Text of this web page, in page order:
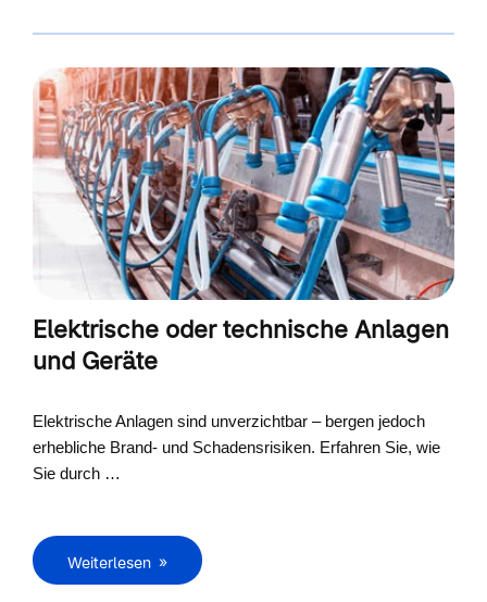
Elektrische oder technische Anlagen
und Geräte
Elektrische Anlagen sind unverzichtbar – bergen jedoch
erhebliche Brand- und Schadensrisiken. Erfahren Sie, wie
Sie durch …
Weiterlesen